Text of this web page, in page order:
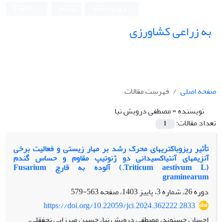
به زراعی کشاورزی
صفحه اصلی
فهرست مقالات
نویسنده =مصطفی درویش نیا
تعداد مقالات:
1
تأثیر ریزوباکتری‏های محرک رشد بر مهار زیستی و فعالیت برخی
آنزیم‏های آنتی‏اکسیدانی دو ژنوتیپ مقاوم و حساس گندم
(Triticum aestivum L.) آلوده به قارچ Fusarium
graminearum
دوره 26، شماره 3، پاییز 1403، صفحه
563-579
https://doi.org/10.22059/jci.2024.362222.2833